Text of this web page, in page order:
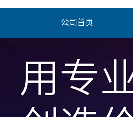
公司首页